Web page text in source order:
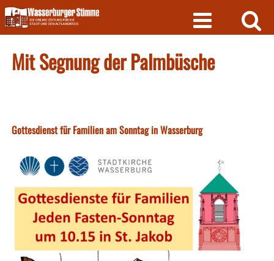
Skip
to
content
Mit Segnung der Palmbüsche
Gottesdienst für Familien am Sonntag in Wasserburg